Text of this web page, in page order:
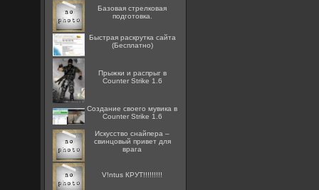
Базовая стрелковая
подготовка.
Быстрая раскрутка сайта
(Бесплатно)
Прыжки и распрыг в
Counter Strike 1.6
Создание своего мувика в
Counter Strike 1.6
Искусство снайпера –
свинцовый привет для
врага
V!ntus КРУТ!!!!!!!!!